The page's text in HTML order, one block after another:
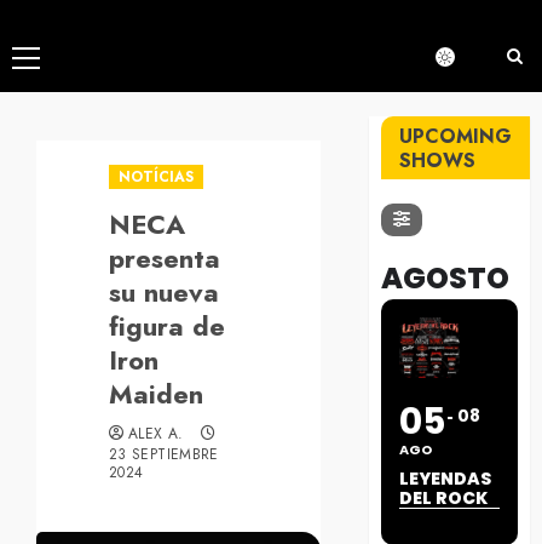
Menú
principal
NOTÍCIAS
NECA
presenta
su nueva
figura de
Iron
Maiden
ALEX A.
23 SEPTIEMBRE
2024
UPCOMING
SHOWS
AGOSTO
05
AGO
08
LEYENDAS
DEL ROCK